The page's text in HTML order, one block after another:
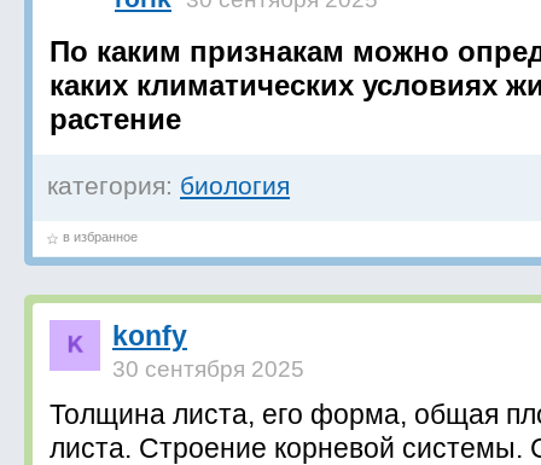
По каким признакам можно
каких климатических условиях
растение
категория: биология
в избранное
konfy
30 сентября 2025
Толщина листа, его форма, общая
листа. Строение корневой системы.